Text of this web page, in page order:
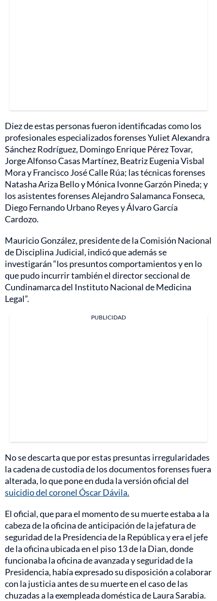
Diez de estas personas fueron identificadas como los
profesionales especializados forenses Yuliet Alexandra
Sánchez Rodríguez, Domingo Enrique Pérez Tovar,
Jorge Alfonso Casas Martínez, Beatriz Eugenia Visbal
Mora y Francisco José Calle Rúa; las técnicas forenses
Natasha Ariza Bello y Mónica Ivonne Garzón Pineda; y
los asistentes forenses Alejandro Salamanca Fonseca,
Diego Fernando Urbano Reyes y Álvaro García
Cardozo.
Mauricio González, presidente de la Comisión Nacional
de Disciplina Judicial, indicó que además se
investigarán “los presuntos comportamientos y en lo
que pudo incurrir también el director seccional de
Cundinamarca del Instituto Nacional de Medicina
Legal”.
PUBLICIDAD
No se descarta que por estas presuntas irregularidades
la cadena de custodia de los documentos forenses fuera
alterada, lo que pone en duda la versión oficial del
suicidio del coronel Óscar Dávila.
El oficial, que para el momento de su muerte estaba a la
cabeza de la oficina de anticipación de la jefatura de
seguridad de la Presidencia de la República y era el jefe
de la oficina ubicada en el piso 13 de la Dian, donde
funcionaba la oficina de avanzada y seguridad de la
Presidencia, había expresado su disposición a colaborar
con la justicia antes de su muerte en el caso de las
chuzadas a la exempleada doméstica de Laura Sarabia.